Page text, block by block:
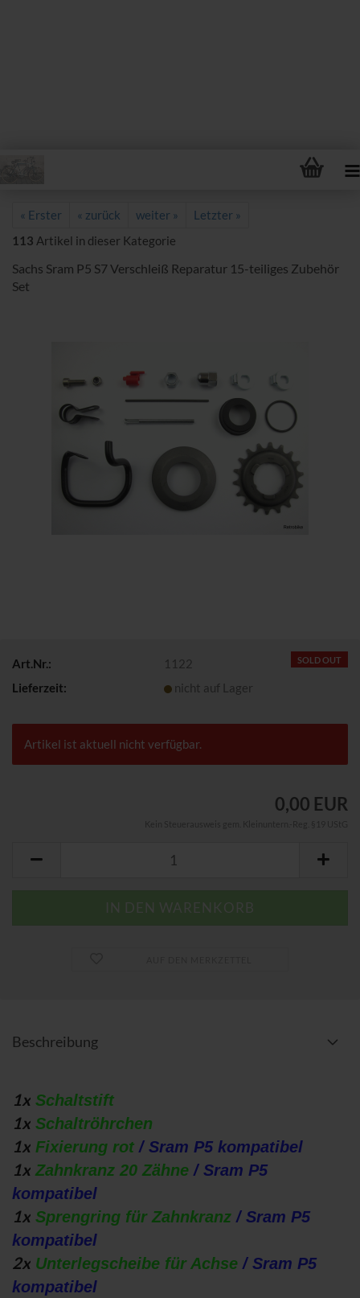
« Erster « zurück weiter »
Letzter »
113 Artikel in dieser Kategorie
Sachs Sram P5 S7 Verschleiß Reparatur 15-teiliges Zubehör
Set
SOLD OUT
Art.Nr.:
1122
Lieferzeit:
nicht auf Lager
Artikel ist aktuell nicht verfügbar.
0,00 EUR
Beschreibung
1x Schaltstift
1x Schaltröhrchen
1x Fixierung rot / Sram P5 kompatibel
1x Zahnkranz 20 Zähne / Sram P5
kompatibel
1x Sprengring für Zahnkranz / Sram P5
kompatibel
2x Unterlegscheibe für Achse / Sram P5
kompatibel